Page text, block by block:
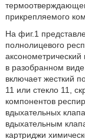
прикрепляемого
На фиг.1
полнолицевого
в разобранном
включает жесткий
11 или стекло 11,
компонентов
вдыхательных
вдыхательным
картриджи